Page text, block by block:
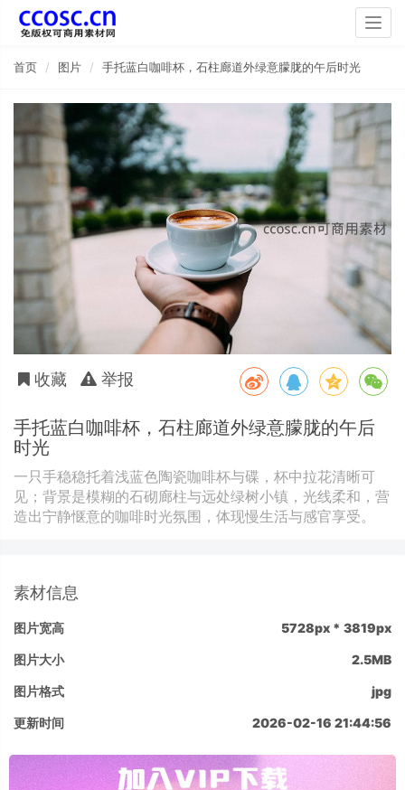
首页 图片 手托蓝白咖啡杯，石柱廊道外绿意朦胧的午后时光
收藏 举报
手托蓝白咖啡杯，石柱廊道外绿意朦胧的午后
时光
一只手稳稳托着浅蓝色陶瓷咖啡杯与碟，杯中拉花清晰可
见；背景是模糊的石砌廊柱与远处绿树小镇，光线柔和，营
造出宁静惬意的咖啡时光氛围，体现慢生活与感官享受。
素材信息
图片宽高 5728px * 3819px
图片大小 2.5MB
图片格式 jpg
更新时间 2026-02-16 21:44:56